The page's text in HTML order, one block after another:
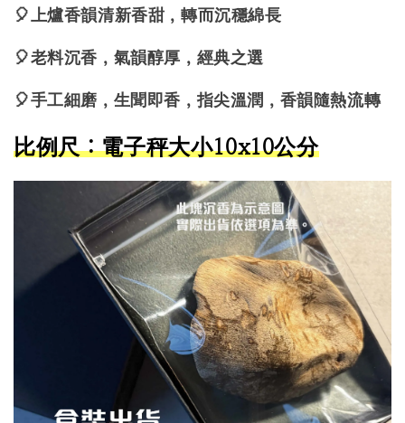
🎈上爐香韻清新香甜，轉而沉穩綿長
🎈老料沉香，氣韻醇厚，經典之選
🎈手工細磨，生聞即香，指尖溫潤，香韻隨熱流轉
比例尺：電子秤大小10x10公分